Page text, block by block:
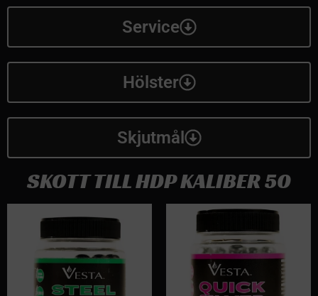
Service
Hölster
Skjutmål
SKOTT TILL HDP KALIBER 50